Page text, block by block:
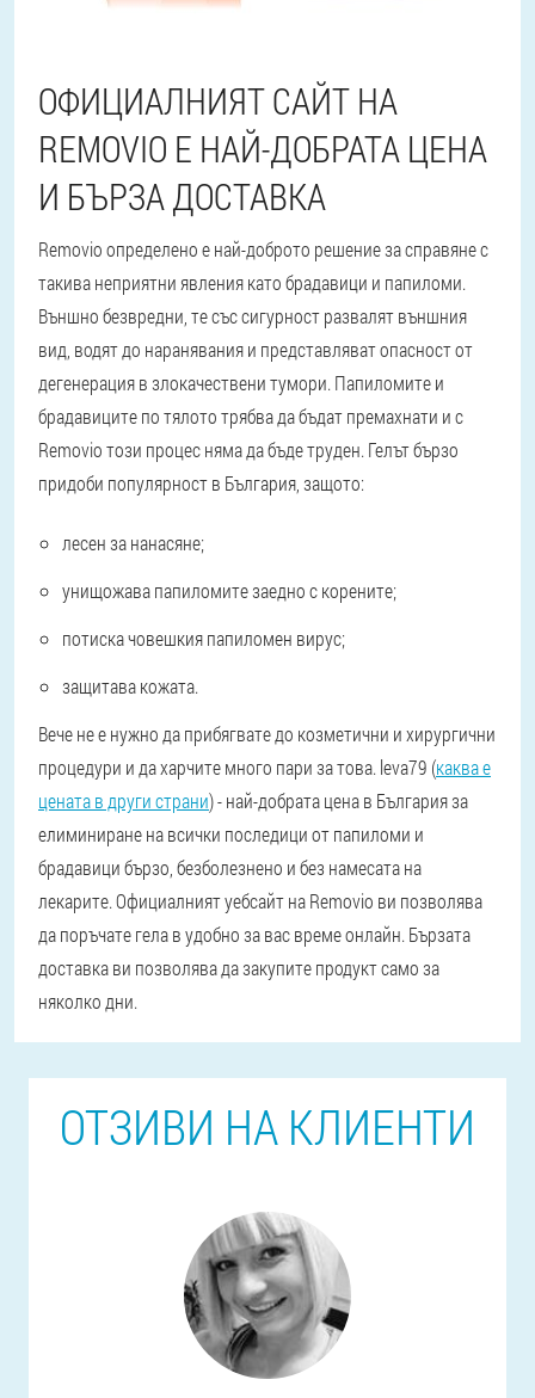
ОФИЦИАЛНИЯТ САЙТ НА
REMOVIO Е НАЙ-ДОБРАТА ЦЕНА
И БЪРЗА ДОСТАВКА
Removio определено е най-доброто решение за справяне с
такива неприятни явления като брадавици и папиломи.
Външно безвредни, те със сигурност развалят външния
вид, водят до наранявания и представляват опасност от
дегенерация в злокачествени тумори. Папиломите и
брадавиците по тялото трябва да бъдат премахнати и с
Removio този процес няма да бъде труден. Гелът бързо
придоби популярност в България, защото:
лесен за нанасяне;
унищожава папиломите заедно с корените;
потиска човешкия папиломен вирус;
защитава кожата.
Вече не е нужно да прибягвате до козметични и хирургични
процедури и да харчите много пари за това. leva79 (каква е
цената в други страни) - най-добрата цена в България за
елиминиране на всички последици от папиломи и
брадавици бързо, безболезнено и без намесата на
лекарите. Официалният уебсайт на Removio ви позволява
да поръчате гела в удобно за вас време онлайн. Бързата
доставка ви позволява да закупите продукт само за
няколко дни.
ОТЗИВИ НА КЛИЕНТИ